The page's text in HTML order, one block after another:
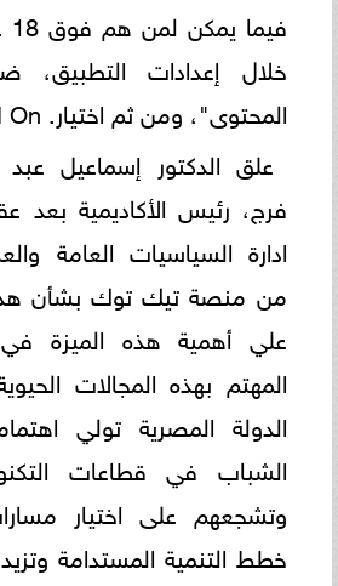
خلال إعدادات
المحتوى"، ومن ثم اختيار. STEM Feed On
علق الدكتور إسماعيل عبد
فرج، رئيس الأكاديمية بعد
ادارة السياسيات العامة
من منصة تيك توك بشأن هذه
علي أهمية هذه الميزة
المهتم بهذه المجالات
الدولة المصرية تولي
الشباب في قطاعات
وتشجعهم على اختيار
خطط التنمية المستدامة